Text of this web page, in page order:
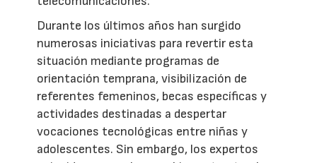
Durante los últimos años han surgido
numerosas iniciativas para revertir esta
situación mediante programas de
orientación temprana, visibilización de
referentes femeninos, becas específicas y
actividades destinadas a despertar
vocaciones tecnológicas entre niñas y
adolescentes. Sin embargo, los expertos